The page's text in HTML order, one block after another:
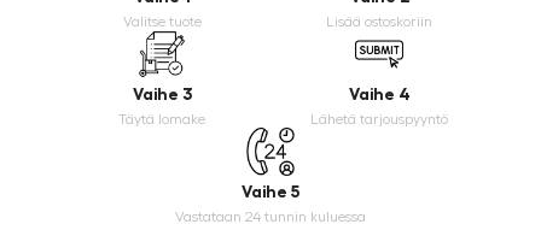
Valitse tuote Lisää ostoskoriin
Vaihe 3
Täytä lomake
Vaihe 4
Lähetä tarjouspyyntö
Vaihe 5
Vastataan 24 tunnin kuluessa